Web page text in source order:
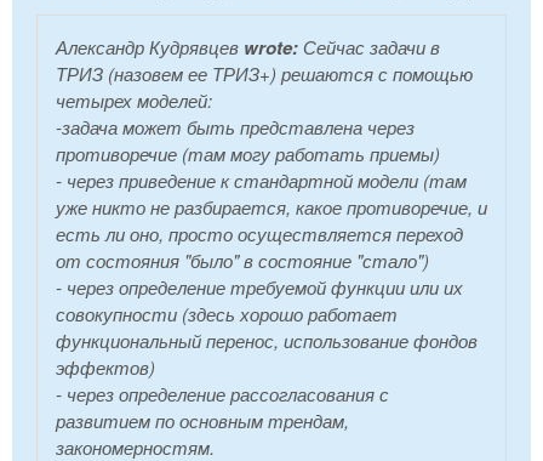
Александр Кудрявцев wrote:Сейчас задачи в
ТРИЗ (назовем ее ТРИЗ+) решаются с помощью
четырех моделей:
-задача может быть представлена через
противоречие (там могу работать приемы)
- через приведение к стандартной модели (там
уже никто не разбирается, какое противоречие, и
есть ли оно, просто осуществляется переход
от состояния "было" в состояние "стало")
- через определение требуемой функции или их
совокупности (здесь хорошо работает
функциональный перенос, использование фондов
эффектов)
- через определение рассогласования с
развитием по основным трендам,
закономерностям.